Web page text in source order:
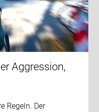
Aggression,
Regeln. Der